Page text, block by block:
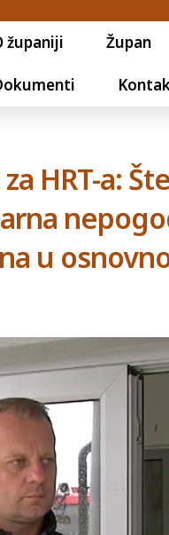
županiji Župan
HRT-a:
u